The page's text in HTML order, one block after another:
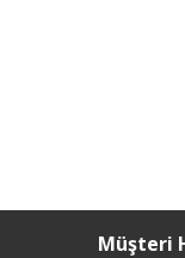
Müşteri